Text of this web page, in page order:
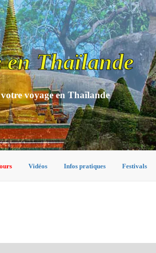
en Thaïlande
voyage en Thaïlande
Vidéos Infos pratiques Festivals